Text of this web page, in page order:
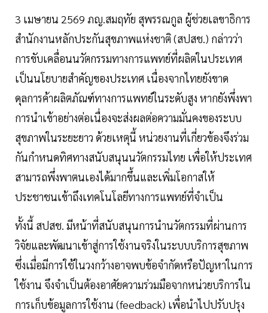
3 เมษายน 2569 ภญ.สมฤทัย สุพรรณกูล ผู้ช่วยเลขาธิการ
สำนักงานหลักประกันสุขภาพแห่งชาติ (สปสช.) กล่าวว่า
การขับเคลื่อนนวัตกรรมทางการแพทย์ที่ผลิตในประเทศ
เป็นนโยบายสำคัญของประเทศ เนื่องจากไทยยังขาด
ดุลการค้าผลิตภัณฑ์ทางการแพทย์ในระดับสูง หากยังพึ่งพา
การนำเข้าอย่างต่อเนื่องจะส่งผลต่อความมั่นคงของระบบ
สุขภาพในระยะยาว ด้วยเหตุนี้ หน่วยงานที่เกี่ยวข้องจึงร่วม
กันกำหนดทิศทางสนับสนุนนวัตกรรมไทย เพื่อให้ประเทศ
สามารถพึ่งพาตนเองได้มากขึ้นและเพิ่มโอกาสให้
ประชาชนเข้าถึงเทคโนโลยีทางการแพทย์ที่จำเป็น
ทั้งนี้ สปสช. มีหน้าที่สนับสนุนการนำนวัตกรรมที่ผ่านการ
วิจัยและพัฒนาเข้าสู่การใช้งานจริงในระบบบริการสุขภาพ
ซึ่งเมื่อมีการใช้ในวงกว้างอาจพบข้อจำกัดหรือปัญหาในการ
ใช้งาน จึงจำเป็นต้องอาศัยความร่วมมือจากหน่วยบริการใน
การเก็บข้อมูลการใช้งาน (feedback) เพื่อนำไปปรับปรุง